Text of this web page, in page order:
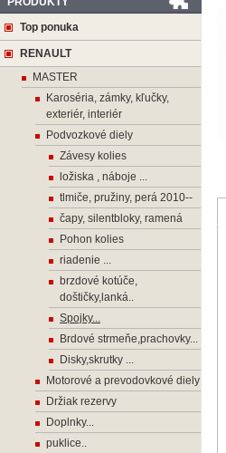
Top ponuka
RENAULT
MASTER
Karoséria, zámky, kľučky,
exteriér, interiér
Podvozkové diely
Závesy kolies
ložiska , náboje ...
tlmiče, pružiny, perá 2010--
čapy, silentbloky, ramená
Pohon kolies
riadenie ...
brzdové kotúče,
doštičky,lanká..
Spojky...
Brdové strmeňe,prachovky...
Disky,skrutky ...
Motorové a prevodovkové diely
Držiak rezervy
Doplnky...
puklice..